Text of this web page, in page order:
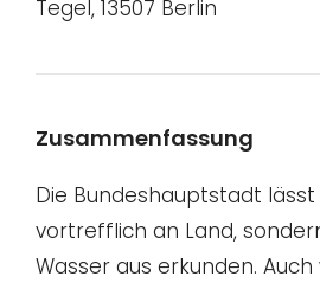
Tegel, 13507 Berlin
Zusammenfassung
Die Bundeshauptstadt
vortrefflich an Land,
Wasser aus erkunden.